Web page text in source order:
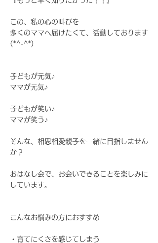
この、私の心の叫びを
多くのママへ届けたくて、活動しております
(*^-^*)
子どもが元気♪
ママが元気♪
子どもが笑い♪
ママが笑う♪
そんな、相思相愛親子を一緒に目指しません
か？
おはなし会で、お会いできることを楽しみに
しています。
こんなお悩みの方におすすめ
・育てにくさを感じてしまう